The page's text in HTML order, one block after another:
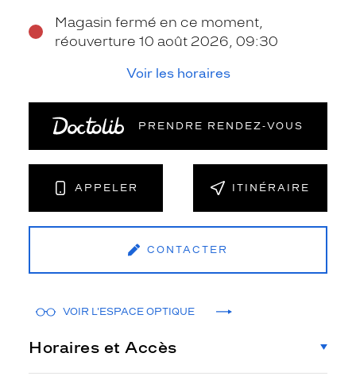
Magasin fermé en ce moment,
réouverture 10 août 2026, 09:30
Voir les horaires
PRENDRE RENDEZ‑VOUS
APPELER ITINÉRAIRE
CONTACTER
VOIR L'ESPACE OPTIQUE
Horaires et Accès